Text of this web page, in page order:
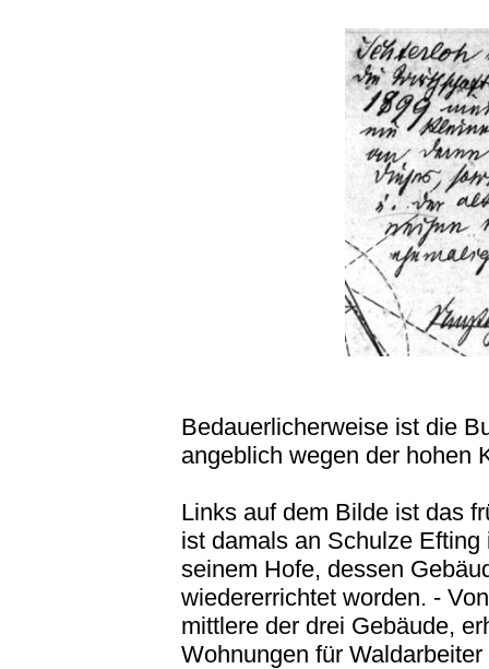
Bedauerlicherweise ist die
angeblich wegen der hohen
Links auf dem Bilde ist das
ist damals an Schulze
seinem Hofe, dessen
wiedererrichtet worden. -
mittlere der drei Gebäude,
Wohnungen für